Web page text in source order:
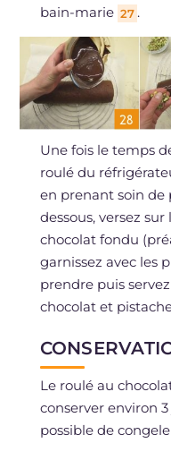
bain-marie 27 .
Une fois le temps
roulé du
en prenant soin de
dessous, versez
chocolat fondu
garnissez avec les
prendre puis
chocolat et
Le roulé au
conserver environ
possible de